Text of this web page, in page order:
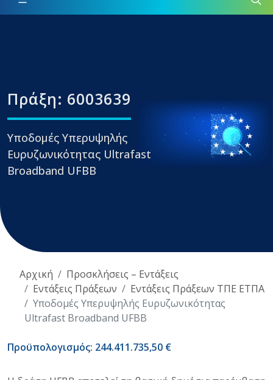
Πράξη: 6003639
Υποδομές Υπερυψηλής
Ευρυζωνικότητας Ultrafast
Broadband UFBB
Αρχική
Προσκλήσεις – Εντάξεις
Εντάξεις Πράξεων
Εντάξεις Πράξεων ΤΠΕ ΕΤΠΑ
Υποδομές Υπερυψηλής Ευρυζωνικότητας
Ultrafast Broadband UFBB
Προϋπολογισμός: 244.411.735,50 €